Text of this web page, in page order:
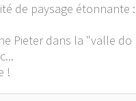
de paysage
Pieter dans la "valle do
!